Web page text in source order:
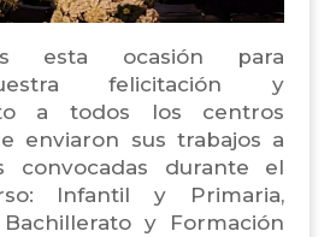
esta ocasión para
felicitación y
a todos los centros
enviaron sus trabajos a
convocadas durante el
Infantil y Primaria,
y Formación